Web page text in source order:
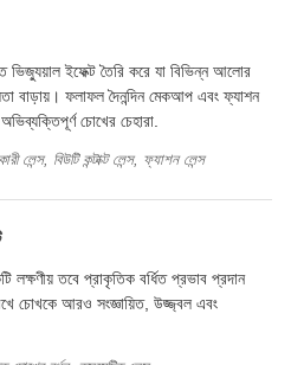
ভিজ্যুয়াল ইফেক্ট তৈরি করে যা বিভিন্ন আলোর
বাড়ায়। ফলাফল দৈনন্দিন মেকআপ এবং ফ্যাশন
চোখের চেহারা.
লেন্স, বিউটি কন্টাক্ট লেন্স, ফ্যাশন লেন্স
লক্ষণীয় তবে প্রাকৃতিক বর্ধিত প্রভাব প্রদান
চোখকে আরও সংজ্ঞায়িত, উজ্জ্বল এবং